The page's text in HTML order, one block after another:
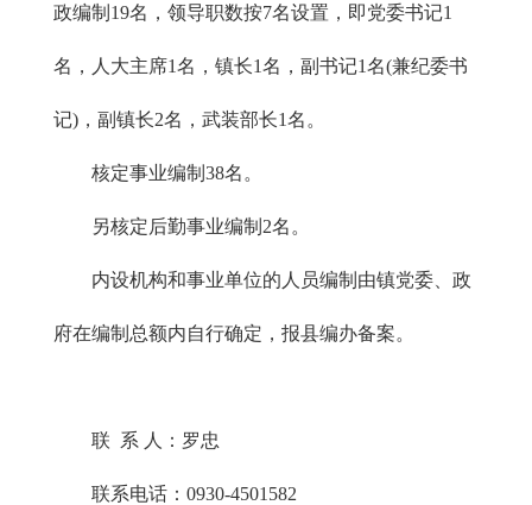
政编制19名，领导职数按7名设置，即党委书记1
名，人大主席1名，镇长1名，副书记1名(兼纪委书
记)，副镇长2名，武装部长1名。
核定事业编制38名。
另核定后勤事业编制2名。
内设机构和事业单位的人员编制由镇党委、政
府在编制总额内自行确定，报县编办备案。
联 系 人：罗忠
联系电话：0930-4501582